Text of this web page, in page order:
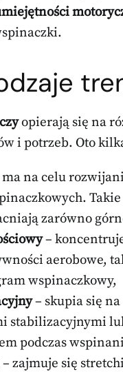
opierają się na
i potrzeb. Oto
na celu
zarówno
–
aerobowe,
wspinaczkowy,
– skupia się
stabilizacyjnymi
podczas
– zajmuje się